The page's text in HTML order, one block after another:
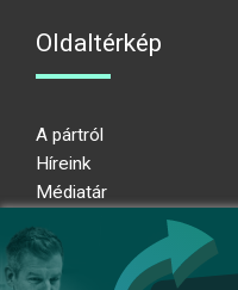
Oldaltérkép
A pártról
Híreink
Médiatár
Adatkezelési nyilatkozat
Átláthatósági nyilatkozat